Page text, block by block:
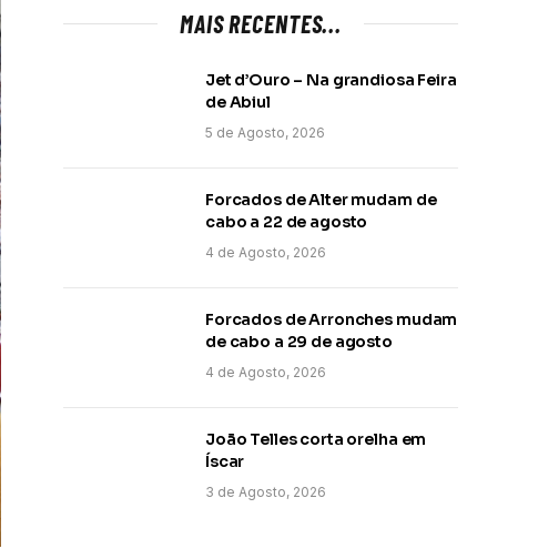
MAIS RECENTES...
Jet d’Ouro – Na grandiosa Feira
de Abiul
5 de Agosto, 2026
Forcados de Alter mudam de
cabo a 22 de agosto
4 de Agosto, 2026
Forcados de Arronches mudam
de cabo a 29 de agosto
4 de Agosto, 2026
João Telles corta orelha em
Íscar
3 de Agosto, 2026